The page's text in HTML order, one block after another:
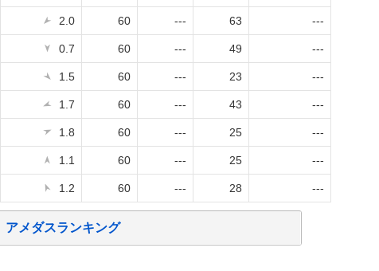
2.0 60 --- 63 ---
0.7 60 --- 49 ---
1.5 60 --- 23 ---
1.7 60 --- 43 ---
1.8 60 --- 25 ---
1.1 60 --- 25 ---
1.2 60 --- 28 ---
アメダスランキング